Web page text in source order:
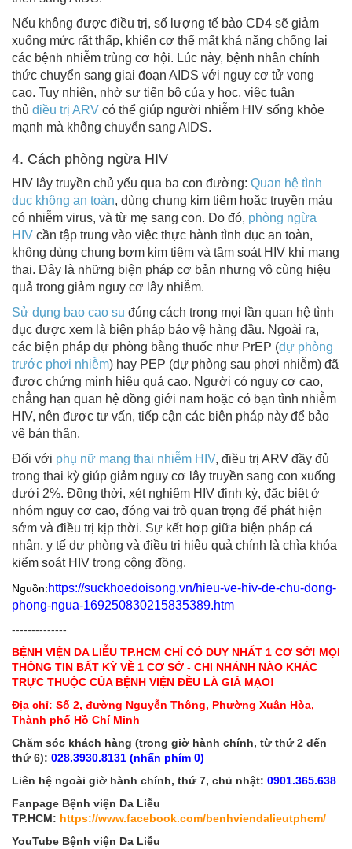
Nếu không được điều trị, số lượng tế bào CD4 sẽ giảm
xuống mức rất thấp, khiến cơ thể mất khả năng chống lại
các bệnh nhiễm trùng cơ hội. Lúc này, bệnh nhân chính
thức chuyển sang giai đoạn AIDS với nguy cơ tử vong
cao. Tuy nhiên, nhờ sự tiến bộ của y học, việc tuân
thủ điều trị ARV có thể giúp người nhiễm HIV sống khỏe
mạnh mà không chuyển sang AIDS.
4. Cách phòng ngừa HIV
HIV lây truyền chủ yếu qua ba con đường: Quan hệ tình
dục không an toàn, dùng chung kim tiêm hoặc truyền máu
có nhiễm virus, và từ mẹ sang con. Do đó, phòng ngừa
HIV cần tập trung vào việc thực hành tình dục an toàn,
không dùng chung bơm kim tiêm và tầm soát HIV khi mang
thai. Đây là những biện pháp cơ bản nhưng vô cùng hiệu
quả trong giảm nguy cơ lây nhiễm.
Sử dụng bao cao su đúng cách trong mọi lần quan hệ tình
dục được xem là biện pháp bảo vệ hàng đầu. Ngoài ra,
các biện pháp dự phòng bằng thuốc như PrEP (dự phòng
trước phơi nhiễm) hay PEP (dự phòng sau phơi nhiễm) đã
được chứng minh hiệu quả cao. Người có nguy cơ cao,
chẳng hạn quan hệ đồng giới nam hoặc có bạn tình nhiễm
HIV, nên được tư vấn, tiếp cận các biện pháp này để bảo
vệ bản thân.
Đối với phụ nữ mang thai nhiễm HIV, điều trị ARV đầy đủ
trong thai kỳ giúp giảm nguy cơ lây truyền sang con xuống
dưới 2%. Đồng thời, xét nghiệm HIV định kỳ, đặc biệt ở
nhóm nguy cơ cao, đóng vai trò quan trọng để phát hiện
sớm và điều trị kịp thời. Sự kết hợp giữa biện pháp cá
nhân, y tế dự phòng và điều trị hiệu quả chính là chìa khóa
kiểm soát HIV trong cộng đồng.
Nguồn:https://suckhoedoisong.vn/hieu-ve-hiv-de-chu-dong-
phong-ngua-169250830215835389.htm
--------------
BỆNH VIỆN DA LIỄU TP.HCM CHỈ CÓ DUY NHẤT 1 CƠ SỞ! MỌI
THÔNG TIN BẤT KỲ VỀ 1 CƠ SỞ - CHI NHÁNH NÀO KHÁC
TRỰC THUỘC CỦA BỆNH VIỆN ĐỀU LÀ GIẢ MẠO!
Địa chỉ: Số 2, đường Nguyễn Thông, Phường Xuân Hòa,
Thành phố Hồ Chí Minh
Chăm sóc khách hàng (trong giờ hành chính, từ thứ 2 đến
thứ 6): 028.3930.8131 (nhấn phím 0)
Liên hệ ngoài giờ hành chính, thứ 7, chủ nhật: 0901.365.638
Fanpage Bệnh viện Da Liễu
TP.HCM: https://www.facebook.com/benhviendalieutphcm/
YouTube Bệnh viện Da Liễu